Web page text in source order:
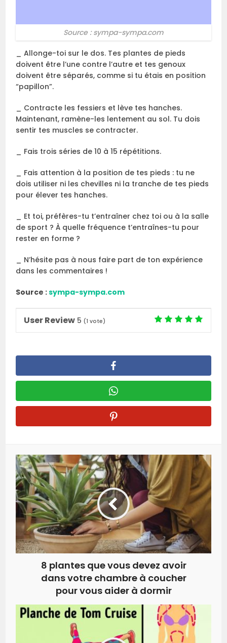
Source : sympa-sympa.com
_ Allonge-toi sur le dos. Tes plantes de pieds
doivent être l’une contre l’autre et tes genoux
doivent être séparés, comme si tu étais en position
“papillon”.
_ Contracte les fessiers et lève tes hanches.
Maintenant, ramène-les lentement au sol. Tu dois
sentir tes muscles se contracter.
_ Fais trois séries de 10 à 15 répétitions.
_ Fais attention à la position de tes pieds : tu ne
dois utiliser ni les chevilles ni la tranche de tes pieds
pour élever tes hanches.
_ Et toi, préfères-tu t’entraîner chez toi ou à la salle
de sport ? À quelle fréquence t’entraînes-tu pour
rester en forme ?
_ N’hésite pas à nous faire part de ton expérience
dans les commentaires !
Source :sympa-sympa.com
User Review 5 (1 vote)
8 plantes que vous devez avoir
dans votre chambre à coucher
pour vous aider à dormir